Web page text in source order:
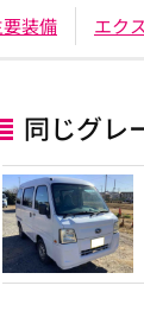
要装備 エク
同じグレ